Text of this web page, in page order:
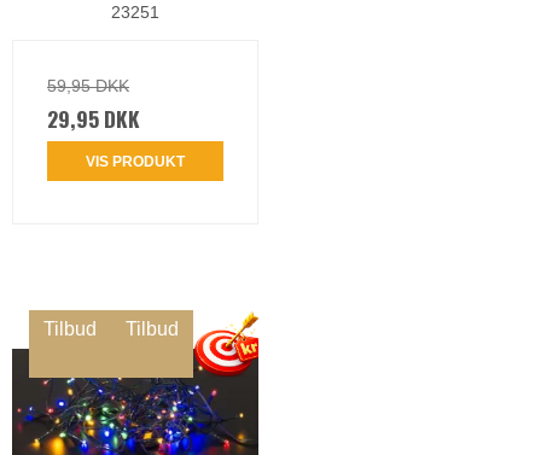
23251
59,95 DKK
29,95 DKK
VIS PRODUKT
Tilbud Tilbud